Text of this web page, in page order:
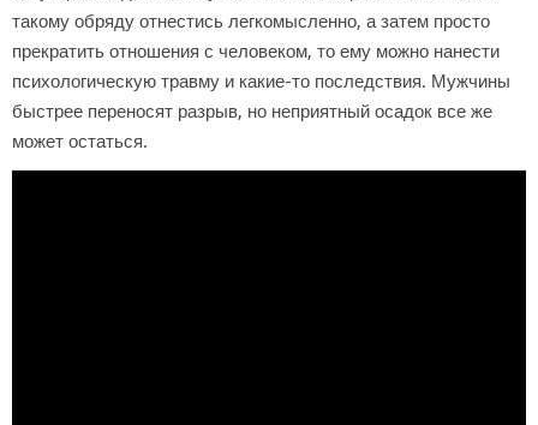
такому обряду отнестись легкомысленно, а затем просто
прекратить отношения с человеком, то ему можно нанести
психологическую травму и какие-то последствия. Мужчины
быстрее переносят разрыв, но неприятный осадок все же
может остаться.